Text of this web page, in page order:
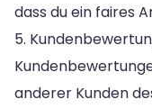
dass du ein faires
5.
anderer Kunden